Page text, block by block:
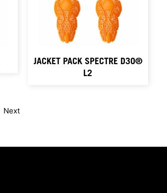
JACKET PACK SPECTRE D3O®
L2
Next